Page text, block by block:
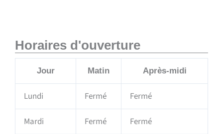
Horaires d'ouverture
Jour Matin Après-midi
Lundi Fermé Fermé
Mardi Fermé Fermé